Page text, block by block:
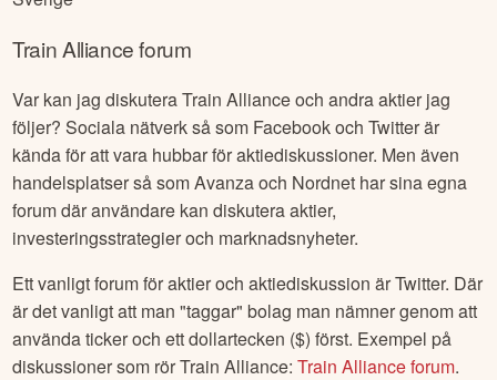
Train Allianceforum
Var kan jag diskuteraTrain Allianceoch andra aktier jag
följer? Sociala nätverk så som Facebook och Twitter är
kända för att vara hubbar för aktiediskussioner. Men även
handelsplatser så som Avanza och Nordnet har sina egna
forum där användare kan diskutera aktier,
investeringsstrategier och marknadsnyheter.
Ett vanligt forum för aktier och aktiediskussion är Twitter. Där
är det vanligt att man "taggar" bolag man nämner genom att
använda ticker och ett dollartecken ($) först. Exempel på
diskussioner som rörTrain Alliance:Train Allianceforum.